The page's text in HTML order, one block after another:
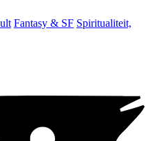
Fantasy & SF Spiritualiteit,